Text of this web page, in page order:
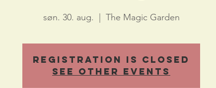
søn. 30. aug.
  |
The Magic Garden
Registration is Closed
See other events